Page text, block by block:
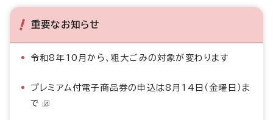
重要なお知らせ
令和8年10月から、粗大ごみの対象が変わります
プレミアム付電子商品券の申込は8月14日（金曜日）ま
で